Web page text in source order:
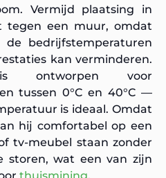
Vermijd plaatsing in
tegen een muur, omdat
bedrijfstemperaturen
kan verminderen.
ontworpen voor
tussen 0°C en 40°C —
is ideaal. Omdat
hij comfortabel op een
tv-meubel staan zonder
wat een van zijn
thuismining.